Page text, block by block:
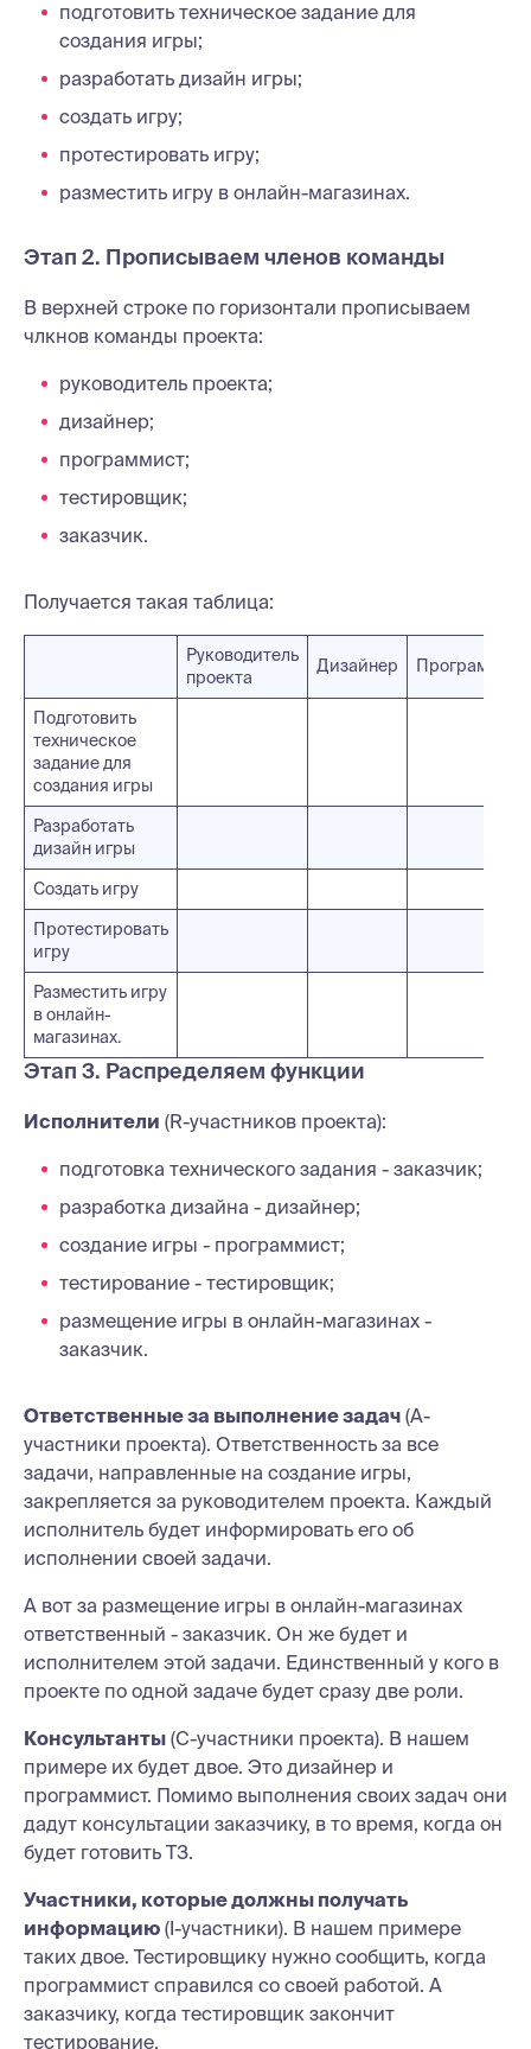
подготовить техническое задание для
создания игры;
разработать дизайн игры;
создать игру;
протестировать игру;
разместить игру в онлайн-магазинах.
Этап 2. Прописываем членов команды
В верхней строке по горизонтали прописываем
члкнов команды проекта:
руководитель проекта;
дизайнер;
программист;
тестировщик;
заказчик.
Получается такая таблица:
Руководитель
проекта
Дизайнер Программист
Подготовить
техническое
задание для
создания игры
Разработать
дизайн игры
Создать игру
Протестировать
игру
Разместить игру
в онлайн-
магазинах.
Этап 3. Распределяем функции
Исполнители (R-участников проекта):
подготовка технического задания - заказчик;
разработка дизайна - дизайнер;
создание игры - программист;
тестирование - тестировщик;
размещение игры в онлайн-магазинах -
заказчик.
Ответственные за выполнение задач (А-
участники проекта). Ответственность за все
задачи, направленные на создание игры,
закрепляется за руководителем проекта. Каждый
исполнитель будет информировать его об
исполнении своей задачи.
А вот за размещение игры в онлайн-магазинах
ответственный - заказчик. Он же будет и
исполнителем этой задачи. Единственный у кого в
проекте по одной задаче будет сразу две роли.
Консультанты (С-участники проекта). В нашем
примере их будет двое. Это дизайнер и
программист. Помимо выполнения своих задач они
дадут консультации заказчику, в то время, когда он
будет готовить ТЗ.
Участники, которые должны получать
информацию (I-участники). В нашем примере
таких двое. Тестировщику нужно сообщить, когда
программист справился со своей работой. А
заказчику, когда тестировщик закончит
тестирование.